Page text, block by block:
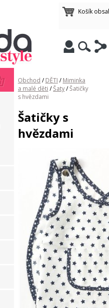
Košík
Obchod / DĚTI / Miminka
a malé děti /Šaty/Šatičky
s hvězdami
Šatičky s
hvězdami